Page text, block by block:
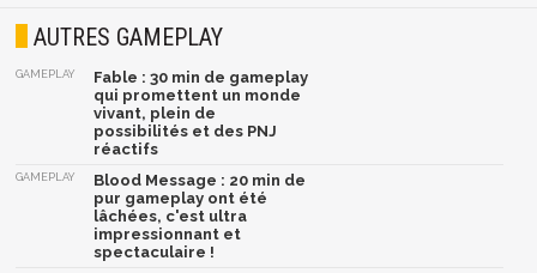
AUTRES GAMEPLAY
GAMEPLAY
Fable : 30 min de gameplay
qui promettent un monde
vivant, plein de
possibilités et des PNJ
réactifs
GAMEPLAY
Blood Message : 20 min de
pur gameplay ont été
lâchées, c'est ultra
impressionnant et
spectaculaire !